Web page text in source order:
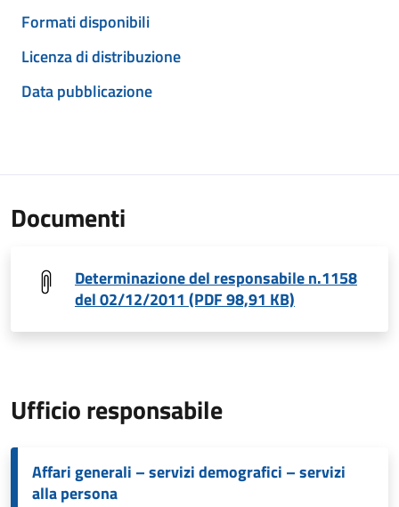
Formati disponibili
Licenza di distribuzione
Data pubblicazione
Documenti
Determinazione del responsabile n.1158
del 02/12/2011 (PDF 98,91 KB)
Ufficio responsabile
Affari generali – servizi demografici – servizi
alla persona